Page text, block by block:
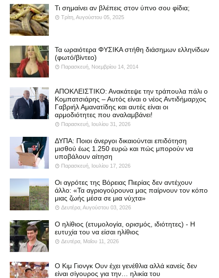
Τι σημαίνει αν βλέπεις στον ύπνο σου φίδια;
Τρίτη, Αυγούστου 05, 2025
Τα ωραιότερα ΦΥΣΙΚΑ στήθη διάσημων ελληνίδων
(φωτό/βίντεο)
Παρασκευή, Νοεμβρίου 14, 2014
ΑΠΟΚΛΕΙΣΤΙΚΟ: Ανακάτεψε την τράπουλα πάλι ο
Κομπατσιάρης – Αυτός είναι ο νέος Αντιδήμαρχος
Γαβριήλ Αμανατίδης και αυτές είναι οι
αρμοδιότητες που αναλαμβάνει!
Παρασκευή, Ιουλίου 31, 2026
ΔΥΠΑ: Ποιοι άνεργοι δικαιούνται επιδότηση
μισθού έως 1.250 ευρώ και πώς μπορούν να
υποβάλουν αίτηση
Παρασκευή, Ιουλίου 17, 2026
Οι αγρότες της Βόρειας Πιερίας δεν αντέχουν
άλλο: «Τα αγριογούρουνα μας παίρνουν τον κόπο
μιας ζωής μέσα σε μια νύχτα»
Δευτέρα, Αυγούστου 03, 2026
Ο ηλίθιος (ετυμολογία, ορισμός, ιδιότητες) - Η
ευτυχία του να είσαι ηλίθιος
Δευτέρα, Μαΐου 11, 2026
Ο Κιμ Γιονγκ Ουν έχει γενέθλια αλλά κανείς δεν
είναι σίγουρος για την… ηλικία του